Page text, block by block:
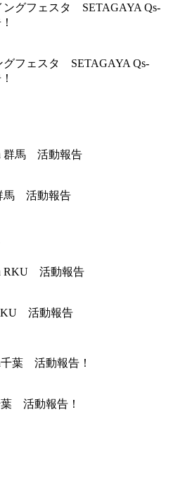
グフェスタ SETAGAYA Qs-
馬 活動報告
活動報告
葉 活動報告！